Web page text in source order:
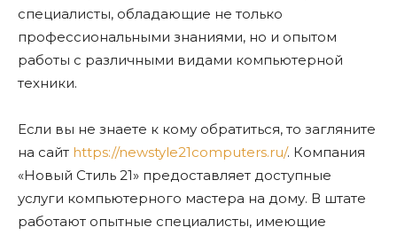
специалисты, обладающие не только
профессиональными знаниями, но и опытом
работы с различными видами компьютерной
техники.
Если вы не знаете к кому обратиться, то загляните
на сайт https://newstyle21computers.ru/. Компания
«Новый Стиль 21» предоставляет доступные
услуги компьютерного мастера на дому. В штате
работают опытные специалисты, имеющие